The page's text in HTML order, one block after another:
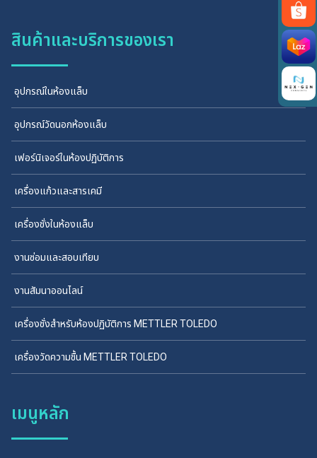
Search
สินค้าและบริการของเรา
อุปกรณ์ในห้องแล็บ
อุปกรณ์วัดนอกห้องแล็บ
เฟอร์นิเจอร์ในห้องปฏิบัติการ
เครื่องแก้วและสารเคมี
เครื่องชั่งในห้องแล็บ
งานซ่อมและสอบเทียบ
งานสัมนาออนไลน์
เครื่องชั่งสำหรับห้องปฏิบัติการ METTLER TOLEDO
เครื่องวัดความชื้น METTLER TOLEDO
เมนูหลัก